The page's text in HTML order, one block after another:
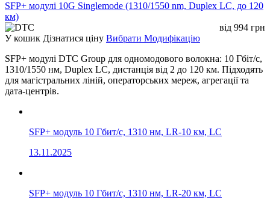
SFP+ модулі 10G Singlemode (1310/1550 nm, Duplex LC, до 120
км)
від 994 грн
У кошик Дізнатися ціну Вибрати Модифікацію
SFP+ модулі DTC Group для одномодового волокна: 10 Гбіт/с,
1310/1550 нм, Duplex LC, дистанція від 2 до 120 км. Підходять
для магістральних ліній, операторських мереж, агрегації та
дата-центрів.
SFP+ модуль 10 Гбит/с, 1310 нм, LR-10 км, LC
13.11.2025
SFP+ модуль 10 Гбит/с, 1310 нм, LR-20 км, LC